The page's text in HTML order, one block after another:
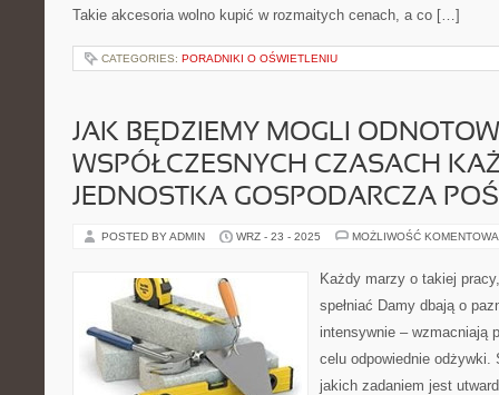
Takie akcesoria wolno kupić w rozmaitych cenach, a co […]
CATEGORIES: PORADNIKI O OŚWIETLENIU
JAK BĘDZIEMY MOGLI
WSPÓŁCZESNYCH CZASACH
JEDNOSTKA GOSPODARCZA
POSTED BY ADMIN WRZ - 23 - 2025 MOŻLIWOŚĆ
Każdy marzy o takiej
spełniać Damy dbają o
intensywnie – wzmacniają
celu odpowiednie odżywki.
jakich zadaniem jest